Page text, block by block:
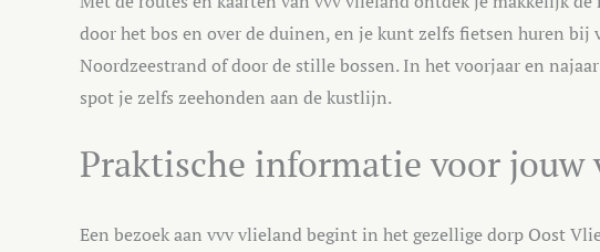
door het bos en over de duinen, en je kunt zelfs fietsen huren bij
Noordzeestrand of door de stille bossen. In het voorjaar en
spot je zelfs zeehonden aan de kustlijn.
Praktische informatie voor jouw
Een bezoek aan vvv vlieland begint in het gezellige dorp Oost